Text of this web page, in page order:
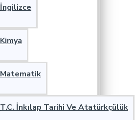
İngilizce
Kimya
Matematik
T.C. İnkılap Tarihi Ve Atatürkçülük